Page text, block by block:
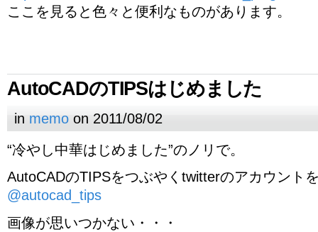
ここを見ると色々と便利なものがあります。
AutoCADのTIPSはじめました
in memo on 2011/08/02
“冷やし中華はじめました”のノリで。
AutoCADのTIPSをつぶやくtwitterのアカウント
@autocad_tips
画像が思いつかない・・・